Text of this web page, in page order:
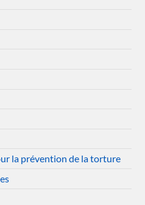
la prévention de la torture